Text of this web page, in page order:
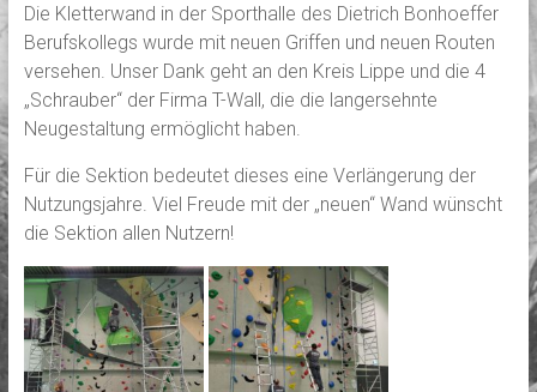
Die Kletterwand in der Sporthalle des Dietrich Bonhoeffer
Berufskollegs wurde mit neuen Griffen und neuen Routen
versehen. Unser Dank geht an den Kreis Lippe und die 4
„Schrauber“ der Firma T-Wall, die die langersehnte
Neugestaltung ermöglicht haben.
Für die Sektion bedeutet dieses eine Verlängerung der
Nutzungsjahre. Viel Freude mit der „neuen“ Wand wünscht
die Sektion allen Nutzern!